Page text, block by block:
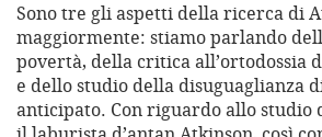
Sono tre gli aspetti della ricerca di
maggiormente: stiamo parlando
povertà, della critica all’ortodossia
e dello studio della disuguaglianza
anticipato. Con riguardo allo studio